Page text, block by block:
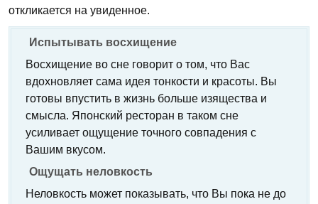
откликается на увиденное.
Испытывать восхищение
Восхищение во сне говорит о том, что Вас
вдохновляет сама идея тонкости и красоты. Вы
готовы впустить в жизнь больше изящества и
смысла. Японский ресторан в таком сне
усиливает ощущение точного совпадения с
Вашим вкусом.
Ощущать неловкость
Неловкость может показывать, что Вы пока не до